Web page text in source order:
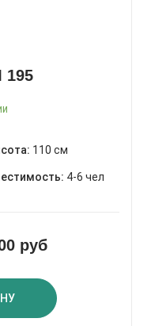
110 см
4-6 чел
руб